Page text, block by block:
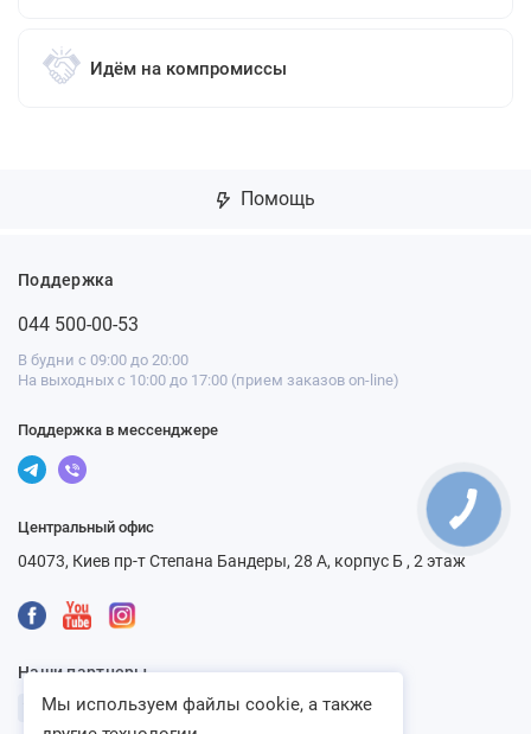
Идём на компромиссы
Помощь
Поддержка
044 500-00-53
В будни с 09:00 до 20:00
На выходных с 10:00 до 17:00 (прием заказов on-line)
Поддержка в мессенджере
Центральный офис
04073, Киев пр-т Степана Бандеры, 28 А, корпус Б , 2 этаж
Наши партнеры
Мы используем файлы cookie, а также